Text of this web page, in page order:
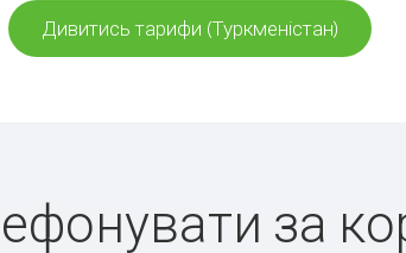
Дивитись тарифи (Туркменістан)
за